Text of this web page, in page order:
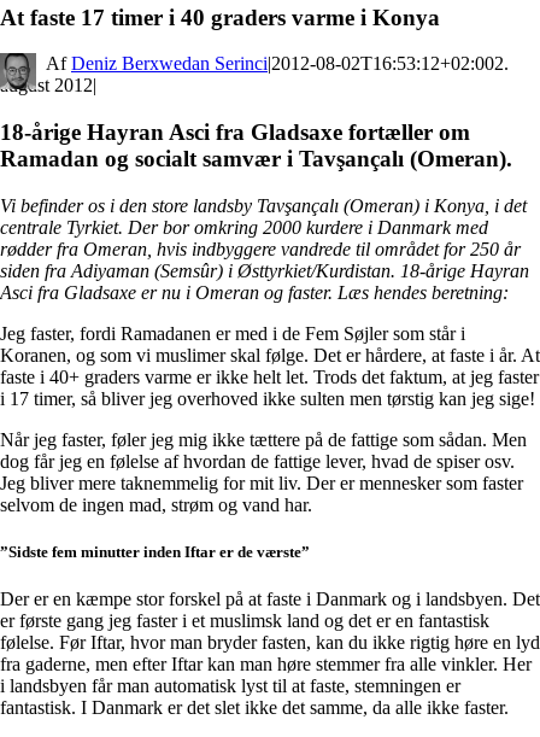
At faste 17 timer i 40 graders varme i Konya
By Deniz Berxwedan Serinci|2012-08-02T16:53:12+02:002.
august 2012|
18-årige Hayran Asci fra Gladsaxe fortæller om
Ramadan og socialt samvær i Tavşançalı (Omeran).
Vi befinder os i den store landsby Tavşançalı (Omeran) i Konya, i det
centrale Tyrkiet. Der bor omkring 2000 kurdere i Danmark med
rødder fra Omeran, hvis indbyggere vandrede til området for 250 år
siden fra Adiyaman (Semsûr) i Østtyrkiet/Kurdistan. 18-årige Hayran
Asci fra Gladsaxe er nu i Omeran og faster. Læs hendes beretning:
Jeg faster, fordi Ramadanen er med i de Fem Søjler som står i
Koranen, og som vi muslimer skal følge. Det er hårdere, at faste i år. At
faste i 40+ graders varme er ikke helt let. Trods det faktum, at jeg faster
i 17 timer, så bliver jeg overhoved ikke sulten men tørstig kan jeg sige!
Når jeg faster, føler jeg mig ikke tættere på de fattige som sådan. Men
dog får jeg en følelse af hvordan de fattige lever, hvad de spiser osv.
Jeg bliver mere taknemmelig for mit liv. Der er mennesker som faster
selvom de ingen mad, strøm og vand har.
”Sidste fem minutter inden Iftar er de værste”
Der er en kæmpe stor forskel på at faste i Danmark og i landsbyen. Det
er første gang jeg faster i et muslimsk land og det er en fantastisk
følelse. Før Iftar, hvor man bryder fasten, kan du ikke rigtig høre en lyd
fra gaderne, men efter Iftar kan man høre stemmer fra alle vinkler. Her
i landsbyen får man automatisk lyst til at faste, stemningen er
fantastisk. I Danmark er det slet ikke det samme, da alle ikke faster.